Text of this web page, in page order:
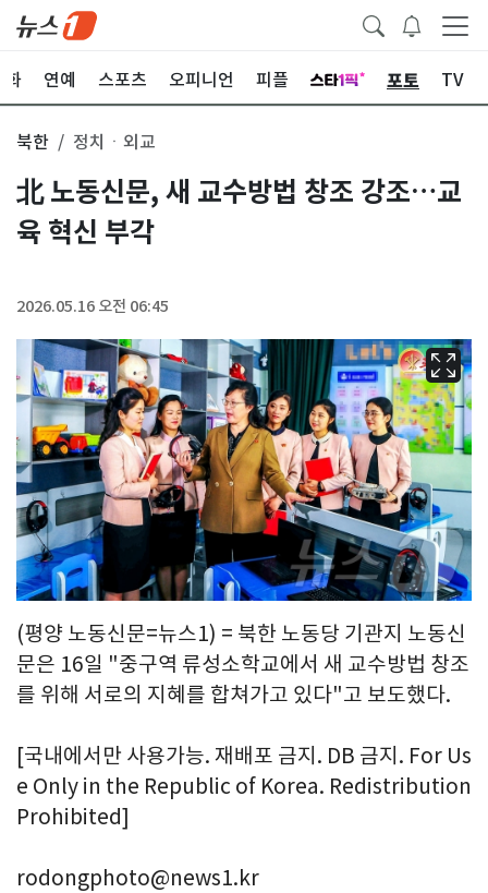
화 연예 스포츠 오피니언 피플 포토 TV
북한 정치ㆍ외교
北 노동신문, 새 교수방법 창조 강조…교
육 혁신 부각
2026.05.16 오전 06:45
(평양 노동신문=뉴스1) = 북한 노동당 기관지 노동신
문은 16일 "중구역 류성소학교에서 새 교수방법 창조
를 위해 서로의 지혜를 합쳐가고 있다"고 보도했다.
[국내에서만 사용가능. 재배포 금지. DB 금지. For Us
e Only in the Republic of Korea. Redistribution
Prohibited]
rodongphoto@news1.kr